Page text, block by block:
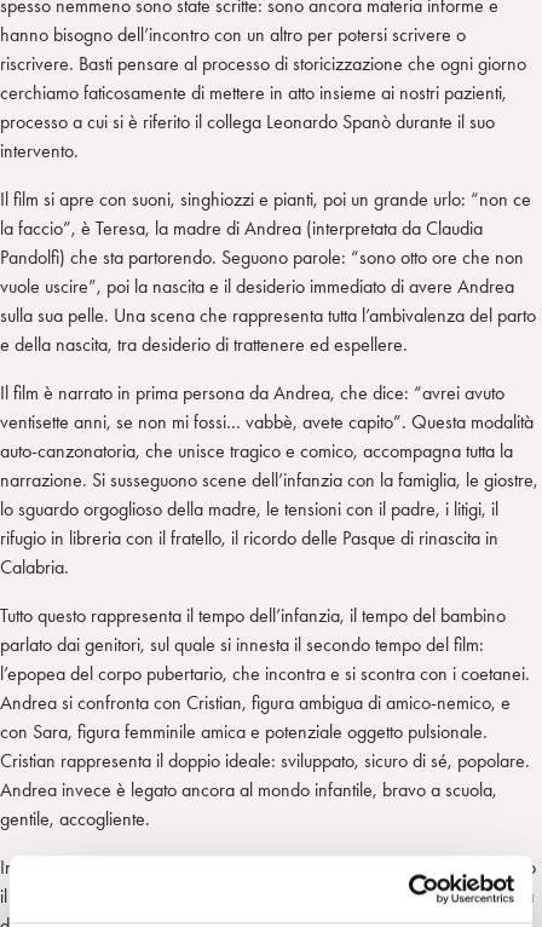
spesso nemmeno sono state scritte: sono ancora materia informe e
hanno bisogno dell’incontro con un altro per potersi scrivere o
riscrivere. Basti pensare al processo di storicizzazione che ogni giorno
cerchiamo faticosamente di mettere in atto insieme ai nostri pazienti,
processo a cui si è riferito il collega Leonardo Spanò durante il suo
intervento.
Il film si apre con suoni, singhiozzi e pianti, poi un grande urlo: “non ce
la faccio”, è Teresa, la madre di Andrea (interpretata da Claudia
Pandolfi) che sta partorendo. Seguono parole: “sono otto ore che non
vuole uscire”, poi la nascita e il desiderio immediato di avere Andrea
sulla sua pelle. Una scena che rappresenta tutta l’ambivalenza del parto
e della nascita, tra desiderio di trattenere ed espellere.
Il film è narrato in prima persona da Andrea, che dice: “avrei avuto
ventisette anni, se non mi fossi… vabbè, avete capito”. Questa modalità
auto-canzonatoria, che unisce tragico e comico, accompagna tutta la
narrazione. Si susseguono scene dell’infanzia con la famiglia, le giostre,
lo sguardo orgoglioso della madre, le tensioni con il padre, i litigi, il
rifugio in libreria con il fratello, il ricordo delle Pasque di rinascita in
Calabria.
Tutto questo rappresenta il tempo dell’infanzia, il tempo del bambino
parlato dai genitori, sul quale si innesta il secondo tempo del film:
l’epopea del corpo pubertario, che incontra e si scontra con i coetanei.
Andrea si confronta con Cristian, figura ambigua di amico-nemico, e
con Sara, figura femminile amica e potenziale oggetto pulsionale.
Cristian rappresenta il doppio ideale: sviluppato, sicuro di sé, popolare.
Andrea invece è legato ancora al mondo infantile, bravo a scuola,
gentile, accogliente.
In una scena significativa, Andrea risponde a un professore con “bravo
il cazzo”, ricevendo poi una punizione dal padre. Qui si gioca la partita